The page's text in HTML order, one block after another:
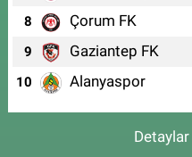
8 Çorum FK
9 Gaziantep FK
10 Alanyaspor
Detaylar